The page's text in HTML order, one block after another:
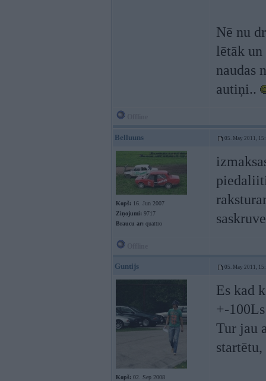
Nē nu
lētāk
naudas
autiņi..
Belluuns 05. May 2011,
Kopš: 16. Jun 2007
Ziņojumi: 9717
Braucu ar: quattro
Guntijs 05. May 2011,
Kopš: 02. Sep 2008
Es kad
+-
Tur jau